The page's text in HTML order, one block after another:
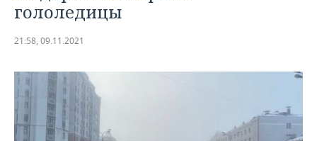
УДМУРТИЯ
НОВОСТИ АНАЛИТИКИ
ДЕКЛАРАЦИИ О ДОХОДАХ
КОРОЛИ ГОСЗАКАЗА ПФО
ВУЗЫ ТАТАРСТАНА
ЭКОНОМИКА
НОВОСТИ ЭКОНОМИКИ
ФИНАНСЫ
БАНКИ
ПРОМЫШЛЕННОСТЬ
НОВОСТИ
ПРОМЫШЛЕННОСТИ
АГРОПРОМ
НЕДВИЖИМОСТЬ
НОВОСТИ НЕДВИЖИМОСТИ
АВТО
гололедицы
21:58, 09.11.2021